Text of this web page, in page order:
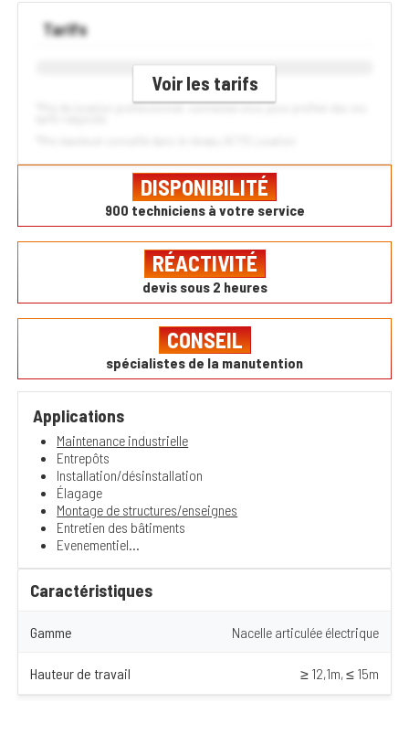
Caractéristiques
Gamme Nacelle articulée électrique
Hauteur de travail ≥ 12,1m, ≤ 15m
Applications
Maintenance industrielle
Entrepôts
Installation/désinstallation
Élagage
Montage de structures/enseignes
Entretien des bâtiments
Evenementiel...
DISPONIBILITÉ
900 techniciens à votre service
RÉACTIVITÉ
devis sous 2 heures
CONSEIL
spécialistes de la manutention
Voir les tarifs
Tarifs
*Prix de location professionnel, connectez-vous pour profiter des vos